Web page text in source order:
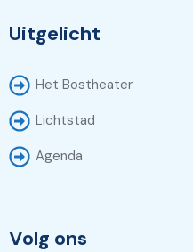
Uitgelicht
Het Bostheater
Lichtstad
Agenda
Volg ons